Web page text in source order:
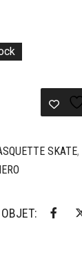
SKATE,
OBJET: